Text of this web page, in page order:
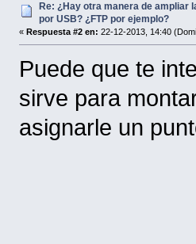
Re: ¿Hay otra manera de ampliar
por USB? ¿FTP por ejemplo?
« Respuesta #2 en: 22-12-2013, 14:40
Puede que te
sirve para
asignarle un